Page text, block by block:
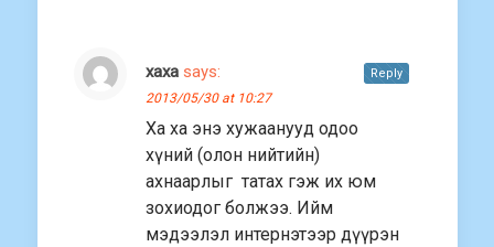
хаха says:
2013/05/30 at 10:27
Ха ха энэ хужаанууд одоо
хүний (олон нийтийн)
ахнаарлыг татах гэж их юм
зохиодог болжээ. Ийм
мэдээлэл интернэтээр дүүрэн
Reply